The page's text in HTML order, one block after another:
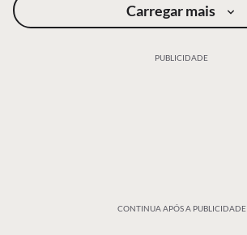
Carregar mais
PUBLICIDADE
CONTINUA APÓS A PUBLICIDADE